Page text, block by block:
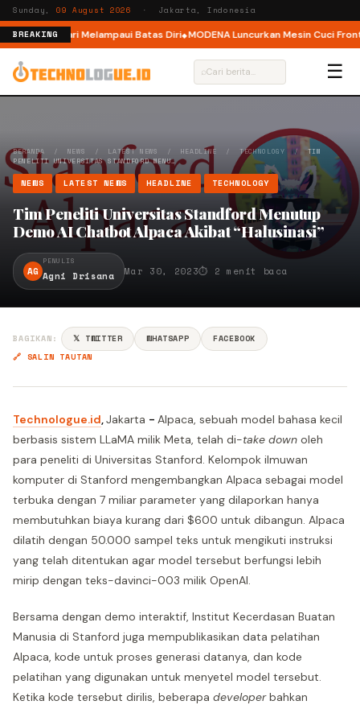
Sunday, 09 August 2026 · Jakarta, Indonesia
BREAKING
Ajak Pelari Melampaui Batas Diri MODENA Luncurkan Mesin Cuci Front
⌕ ☰
BERANDA / NEWS / LATEST NEWS / HEADLINE / TECHNOLOGY /TIM
PENELITI UNIVERSITAS STANDFORD MENU…
NEWS LATEST NEWS HEADLINE TECHNOLOGY
Tim Peneliti Universitas Standford Menutup
Demo AI Chatbot Alpaca Akibat “Halusinasi”
AG
PENULIS
Agni Drisana Mar 30, 2023⏱ 2 menit baca
BAGIKAN: 𝕏 TWITTER WHATSAPP
FACEBOOK
🔗 SALIN TAUTAN
Technologue.id,Jakarta - Alpaca, sebuah model bahasa kecil
berbasis sistem LLaMA milik Meta, telah di-take down oleh
para peneliti di Universitas Stanford. Kelompok ilmuwan
komputer di Stanford mengembangkan Alpaca sebagai model
terbuka dengan 7 miliar parameter yang dilaporkan hanya
membutuhkan biaya kurang dari $600 untuk dibangun. Alpaca
dilatih dengan 50.000 sampel teks untuk mengikuti instruksi
yang telah ditentukan agar model tersebut berfungsi lebih
mirip dengan teks-davinci-003 milik OpenAI.
Bersama dengan demo interaktif, Institut Kecerdasan Buatan
Manusia di Stanford juga mempublikasikan data pelatihan
Alpaca, kode untuk proses generasi datanya, dan kode
pelatihan yang digunakan untuk menyetel model tersebut.
Ketika kode tersebut dirilis, beberapa developerbahkan